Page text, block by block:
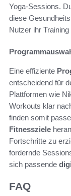
Yoga-Sessions.
diese
Nutzer ihr
Eine effiziente
entscheidend für
Plattformen wie
Workouts klar
finden somit
Fitnessziele
Fortschritte zu
fordernde
sich passende
FAQ